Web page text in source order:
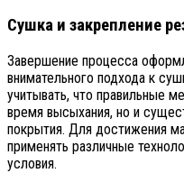
Сушка и закрепление
Завершение процесса
внимательного подхода к
учитывать, что правильные
время высыхания, но и
покрытия. Для достижения
применять различные
условия.